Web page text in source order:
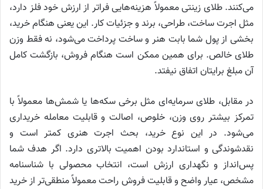
می‌کنند. طلای زینتی معمولاً هزینه‌هایی فراتر از ارزش خود فلز دارد،
مثل اجرت ساخت، طراحی، برند و جزئیات کار. این یعنی هنگام خرید،
بخشی از پول شما بابت هنر و ساخت پرداخت می‌شود، نه فقط وزن
طلای خالص. برای همین ممکن است هنگام فروش، بازگشت کامل
آن مبلغ برایتان اتفاق نیفتد.
در مقابل، طلای سرمایه‌ای مثل برخی سکه‌ها یا شمش‌ها معمولاً با
تمرکز بیشتر روی وزن، خلوص، اصالت و قابلیت معامله خریداری
می‌شود. در این نوع خرید، بحث اجرت هنری کمتر است و
نقدشوندگی و استاندارد بودن اهمیت بالاتری دارد. اگر هدف شما
پس‌انداز و نگهداری ارزش است، انتخاب محصولی با شناسنامه
مشخص، عیار واضح و قابلیت فروش راحت معمولاً منطقی‌تر از خرید